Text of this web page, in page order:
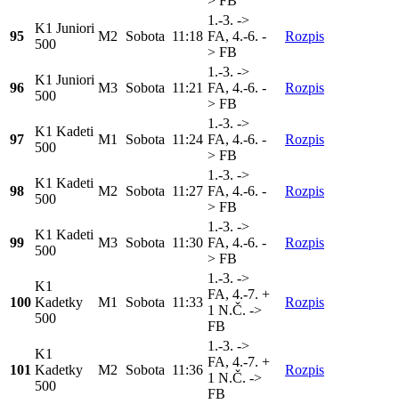
95
K1 Juniori
500
M2 Sobota 11:18
1.-3. ->
FA, 4.-6. -
> FB
Rozpis
96
K1 Juniori
500
M3 Sobota 11:21
1.-3. ->
FA, 4.-6. -
> FB
Rozpis
97
K1 Kadeti
500
M1 Sobota 11:24
1.-3. ->
FA, 4.-6. -
> FB
Rozpis
98
K1 Kadeti
500
M2 Sobota 11:27
1.-3. ->
FA, 4.-6. -
> FB
Rozpis
99
K1 Kadeti
500
M3 Sobota 11:30
1.-3. ->
FA, 4.-6. -
> FB
Rozpis
100
K1
Kadetky
500
M1 Sobota 11:33
1.-3. ->
FA, 4.-7. +
1 N.Č. ->
FB
Rozpis
101
K1
Kadetky
500
M2 Sobota 11:36
1.-3. ->
FA, 4.-7. +
1 N.Č. ->
FB
Rozpis